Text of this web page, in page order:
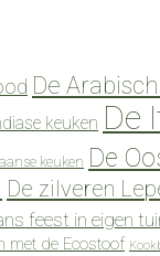
De
keuken De
keuken De
De zilveren
feest in eigen
met de Ecostoof